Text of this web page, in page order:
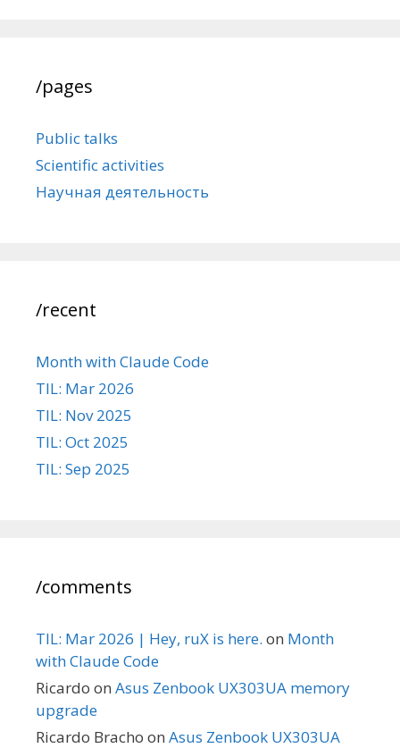
/pages
Public talks
Scientific activities
Научная деятельность
/recent
Month with Claude Code
TIL: Mar 2026
TIL: Nov 2025
TIL: Oct 2025
TIL: Sep 2025
/comments
TIL: Mar 2026 | Hey, ruX is here. on Month
with Claude Code
Ricardo on Asus Zenbook UX303UA memory
upgrade
Ricardo Bracho on Asus Zenbook UX303UA